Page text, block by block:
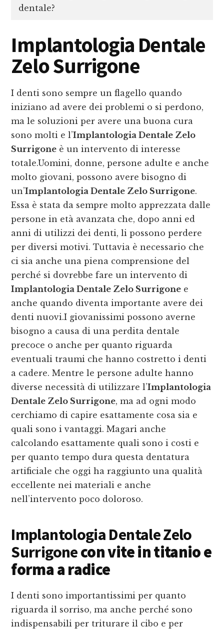
dentale?
Implantologia Dentale
Zelo Surrigone
I denti sono sempre un flagello quando
iniziano ad avere dei problemi o si perdono,
ma le soluzioni per avere una buona cura
sono molti e l’Implantologia Dentale Zelo
Surrigone è un intervento di interesse
totale.Uomini, donne, persone adulte e anche
molto giovani, possono avere bisogno di
un’Implantologia Dentale Zelo Surrigone.
Essa è stata da sempre molto apprezzata dalle
persone in età avanzata che, dopo anni ed
anni di utilizzi dei denti, li possono perdere
per diversi motivi. Tuttavia è necessario che
ci sia anche una piena comprensione del
perché si dovrebbe fare un intervento di
Implantologia Dentale Zelo Surrigone e
anche quando diventa importante avere dei
denti nuovi.I giovanissimi possono averne
bisogno a causa di una perdita dentale
precoce o anche per quanto riguarda
eventuali traumi che hanno costretto i denti
a cadere. Mentre le persone adulte hanno
diverse necessità di utilizzare l’Implantologia
Dentale Zelo Surrigone, ma ad ogni modo
cerchiamo di capire esattamente cosa sia e
quali sono i vantaggi. Magari anche
calcolando esattamente quali sono i costi e
per quanto tempo dura questa dentatura
artificiale che oggi ha raggiunto una qualità
eccellente nei materiali e anche
nell’intervento poco doloroso.
Implantologia Dentale Zelo
Surrigonecon vite in titanio e
forma a radice
I denti sono importantissimi per quanto
riguarda il sorriso, ma anche perché sono
indispensabili per triturare il cibo e per